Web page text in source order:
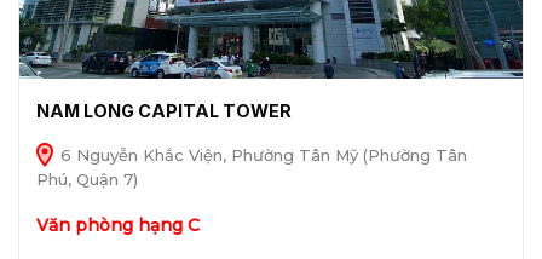
NAM LONG CAPITAL TOWER
6 Nguyễn Khắc Viện, Phường Tân Mỹ (Phường Tân
Phú, Quận 7)
Văn phòng hạng C